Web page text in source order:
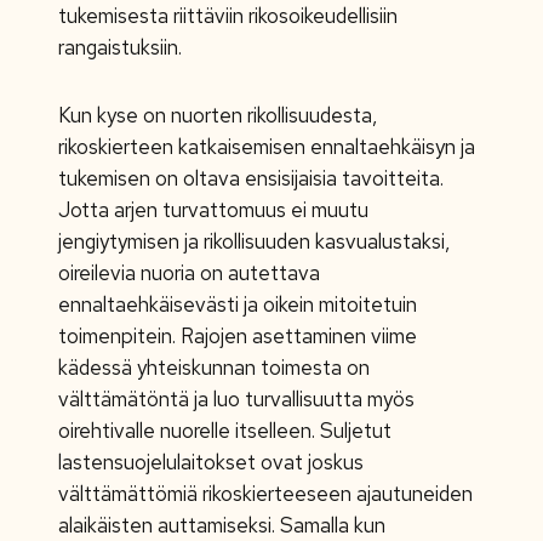
tukemisesta riittäviin rikosoikeudellisiin
rangaistuksiin.
Kun kyse on nuorten rikollisuudesta,
rikoskierteen katkaisemisen ennaltaehkäisyn ja
tukemisen on oltava ensisijaisia tavoitteita.
Jotta arjen turvattomuus ei muutu
jengiytymisen ja rikollisuuden kasvualustaksi,
oireilevia nuoria on autettava
ennaltaehkäisevästi ja oikein mitoitetuin
toimenpitein. Rajojen asettaminen viime
kädessä yhteiskunnan toimesta on
välttämätöntä ja luo turvallisuutta myös
oirehtivalle nuorelle itselleen. Suljetut
lastensuojelulaitokset ovat joskus
välttämättömiä rikoskierteeseen ajautuneiden
alaikäisten auttamiseksi. Samalla kun